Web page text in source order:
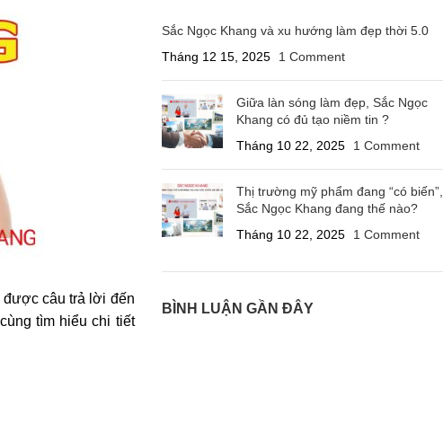
được câu trả lời đến
tìm hiểu chi tiết
Sắc Ngọc Khang và xu hướng làm đẹp thời 5.0
Tháng 12 15, 2025
1 Comment
Giữa làn sóng làm đẹp, Sắc Ngọc
Khang có đủ tạo niềm tin ?
Tháng 10 22, 2025
1 Comment
Thị trường mỹ phẩm đang “có biến”,
Sắc Ngọc Khang đang thế nào?
Tháng 10 22, 2025
1 Comment
BÌNH LUẬN GẦN ĐÂY